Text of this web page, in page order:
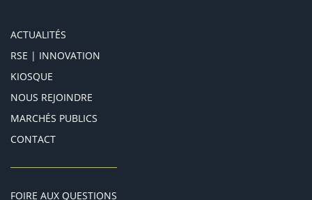
ACTUALITÉS
RSE | INNOVATION
KIOSQUE
NOUS REJOINDRE
MARCHÉS PUBLICS
CONTACT
FOIRE AUX QUESTIONS